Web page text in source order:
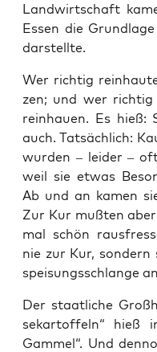
Land­wirt­schaft
Essen die
darstellte.
Wer rich­tig
zen; und wer
rein­hau­en. Es
auch. Tat­säch­lich:
wur­den – lei­der –
weil sie etwas
Ab und an kamen
Zur Kur muß­ten
mal schön
nie zur Kur,
spei­sungs­schlan­ge
Der staat­li­che
se­kar­tof­feln“ hieß
Gam­mel“. Und